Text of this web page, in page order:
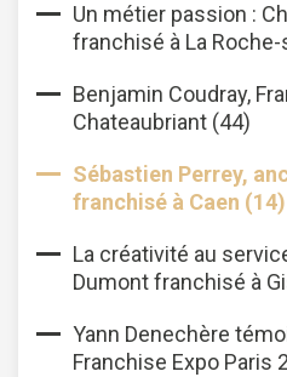
Un métier passion :
franchisé à La
Benjamin Coudray,
Chateaubriant (44)
Sébastien Perrey,
franchisé à Caen (14)
La créativité au
Dumont franchisé à
Yann Denechère
Franchise Expo Paris